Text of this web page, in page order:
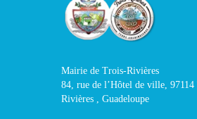
Mairie de Trois-Rivières
84, rue de l’Hôtel de ville,
Rivières , Guadeloupe